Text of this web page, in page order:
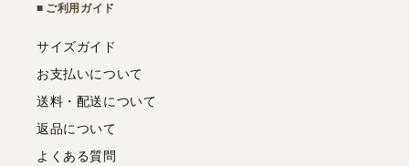
ご利用ガイド
サイズガイド
お支払いについて
送料・配送について
返品について
よくある質問